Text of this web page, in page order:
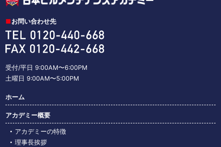
お問い合わせ先
受付/平日 9:00AM〜6:00PM
土曜日 9:00AM〜5:00PM
ホーム
アカデミー概要
アカデミーの特徴
理事長挨拶